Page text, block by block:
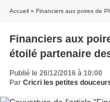
Accueil » Financiers aux poires de
Financiers aux
étoilé partenaire
Publié le 26/12/2016 à 10:00
Par Cricri les petites